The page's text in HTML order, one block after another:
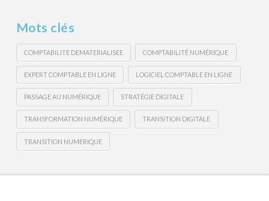
Mots clés
COMPTABILITE DEMATERIALISEE COMPTABILITÉ NUMÉRIQUE
EXPERT COMPTABLE EN LIGNE LOGICIEL COMPTABLE EN LIGNE
PASSAGE AU NUMÉRIQUE STRATÉGIE DIGITALE
TRANSFORMATION NUMÉRIQUE TRANSITION DIGITALE
TRANSITION NUMERIQUE